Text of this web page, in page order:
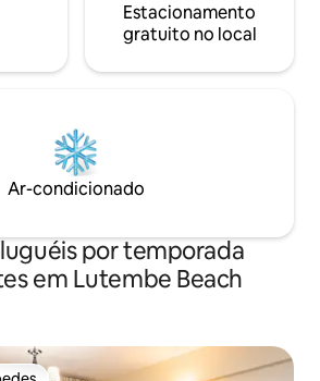
Estacionamento
gratuito no local
Ar-condicionado
por temporada
em Lutembe Beach